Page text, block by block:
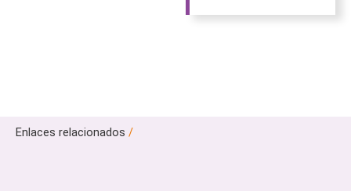
Enlaces relacionados /